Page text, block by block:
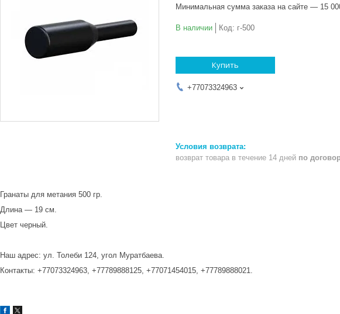
Минимальная сумма заказа на сайте — 15
В наличии Код: г-500
Купить
+77073324963
возврат товара в течение 14 дней по
Гранаты для метания 500 гр.
Длина ― 19 см.
Цвет черный.
Наш адрес: ул. Толеби 124, угол Муратбаева.
Контакты: +77073324963, +77789888125, +77071454015, +77789888021.